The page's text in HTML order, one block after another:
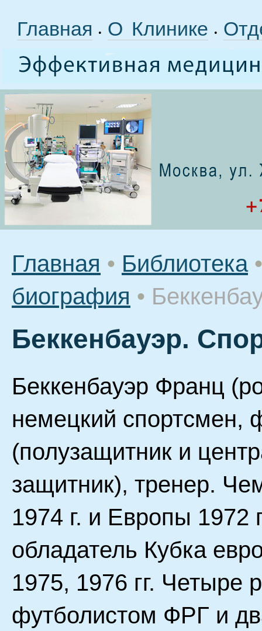
Главная • О Клинике •
Главная • Библиотека •
биография •
Беккенбауэр.
Беккенбауэр Франц
немецкий спортсмен,
(полузащитник и
защитник), тренер.
1974 г. и Европы 1972
обладатель Кубка
1975, 1976 гг. Четыре
футболистом ФРГ и